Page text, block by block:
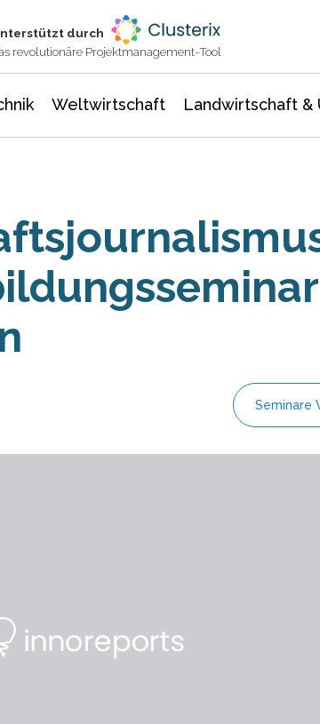
durch
revolutionäre Projektmanagement-Tool
Weltwirtschaft Landwirtschaft &
Seminare